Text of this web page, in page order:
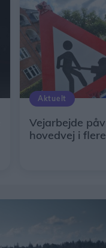
Aktuelt
Vejarbejde
hovedvej i